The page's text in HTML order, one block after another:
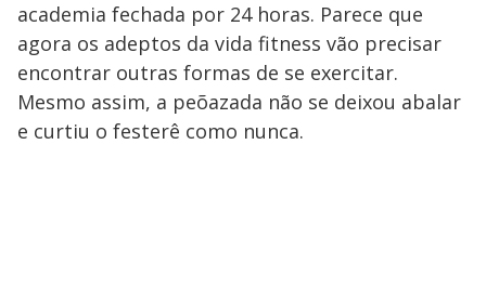
academia fechada por 24 horas. Parece que
agora os adeptos da vida fitness vão precisar
encontrar outras formas de se exercitar.
Mesmo assim, a peõazada não se deixou abalar
e curtiu o festerê como nunca.